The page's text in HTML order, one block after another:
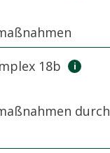
18b
durch